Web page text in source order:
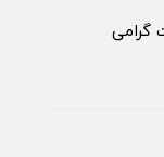
گرامی